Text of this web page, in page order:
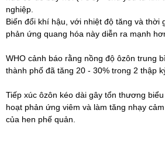
nghiệp.
Biến đổi khí hậu, với nhiệt độ tăng và thời
phản ứng quang hóa này diễn ra mạnh
WHO cảnh báo rằng nồng độ ôzôn trung
thành phố đã tăng 20 - 30% trong 2 thập
Tiếp xúc ôzôn kéo dài gây tổn thương
hoạt phản ứng viêm và làm tăng nhạy
của hen phế quản.